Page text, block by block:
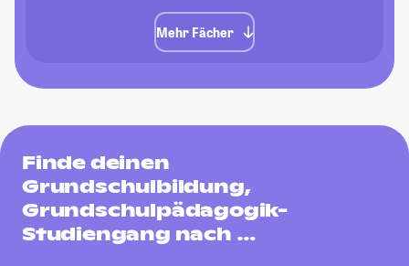
Mehr Fächer
Finde deinen
Grundschulbildung,
Grundschulpädagogik-
Studiengang nach …